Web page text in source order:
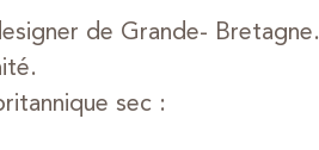
de Grande- Bretagne.
sec :